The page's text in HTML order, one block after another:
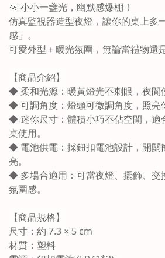
🔆 小小一盞光，幽默感爆棚！
仿真監視器造型夜燈，讓你的桌上多
感」。
可愛外型＋暖光氛圍，無論當禮物還
【商品介紹】
◆ 柔和光源：暖黃燈光不刺眼，夜間
◆ 可調角度：燈頭可微調角度，照亮
◆ 迷你尺寸：體積小巧不佔空間，適
桌使用。
◆ 電池供電：採鈕扣電池設計，開關
亮。
◆ 多場合適用：可當夜燈、擺飾、交
氛圍感。
【商品規格】
尺寸：約 7.3 × 5 cm
材質：塑料